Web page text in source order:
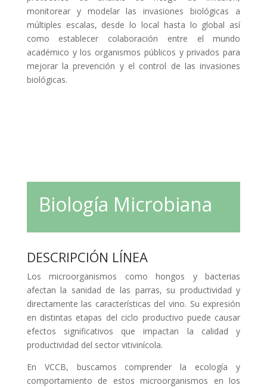
monitorear y modelar las invasiones biológicas a
múltiples escalas, desde lo local hasta lo global así
como establecer colaboración entre el mundo
académico y los organismos públicos y privados para
mejorar la prevención y el control de las invasiones
biológicas.
Biología Microbiana
DESCRIPCIÓN LÍNEA
Los microorganismos como hongos y bacterias
afectan la sanidad de las parras, su productividad y
directamente las características del vino. Su expresión
en distintas etapas del ciclo productivo puede causar
efectos significativos que impactan la calidad y
productividad del sector vitivinícola.
En VCCB, buscamos comprender la ecología y
comportamiento de estos microorganismos en los